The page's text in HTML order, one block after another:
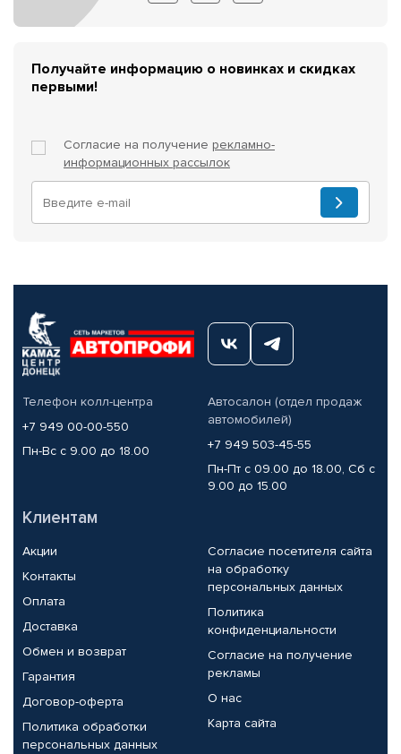
Получайте информацию о новинках и скидках
первыми!
Согласие на получение рекламно-
информационных рассылок
Телефон колл-центра
+7 949 00-00-550
Пн-Вс с 9.00 до 18.00
Автосалон (отдел продаж
автомобилей)
+7 949 503-45-55
Пн-Пт с 09.00 до 18.00, Сб с
9.00 до 15.00
Клиентам
Акции
Контакты
Оплата
Доставка
Обмен и возврат
Гарантия
Договор-оферта
Политика обработки
персональных данных
Согласие посетителя сайта
на обработку
персональных данных
Политика
конфиденциальности
Согласие на получение
рекламы
О нас
Карта сайта